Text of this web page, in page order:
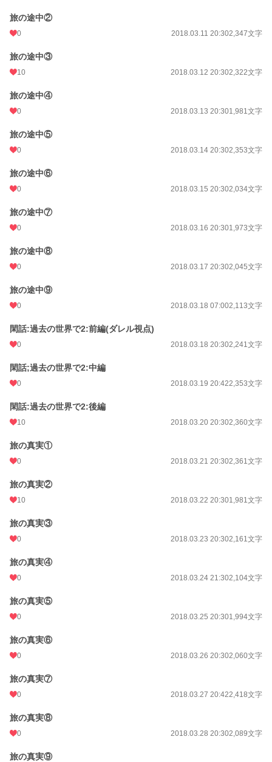
旅の途中②
0 2018.03.11 20:302,347文字
旅の途中③
10 2018.03.12 20:302,322文字
旅の途中④
0 2018.03.13 20:301,981文字
旅の途中⑤
0 2018.03.14 20:302,353文字
旅の途中⑥
0 2018.03.15 20:302,034文字
旅の途中⑦
0 2018.03.16 20:301,973文字
旅の途中⑧
0 2018.03.17 20:302,045文字
旅の途中⑨
0 2018.03.18 07:002,113文字
閑話:過去の世界で2:前編(ダレル視点)
0 2018.03.18 20:302,241文字
閑話;過去の世界で2:中編
0 2018.03.19 20:422,353文字
閑話:過去の世界で2:後編
10 2018.03.20 20:302,360文字
旅の真実①
0 2018.03.21 20:302,361文字
旅の真実②
10 2018.03.22 20:301,981文字
旅の真実③
0 2018.03.23 20:302,161文字
旅の真実④
0 2018.03.24 21:302,104文字
旅の真実⑤
0 2018.03.25 20:301,994文字
旅の真実⑥
0 2018.03.26 20:302,060文字
旅の真実⑦
0 2018.03.27 20:422,418文字
旅の真実⑧
0 2018.03.28 20:302,089文字
旅の真実⑨